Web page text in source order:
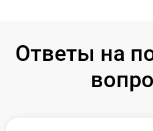
Ответы на